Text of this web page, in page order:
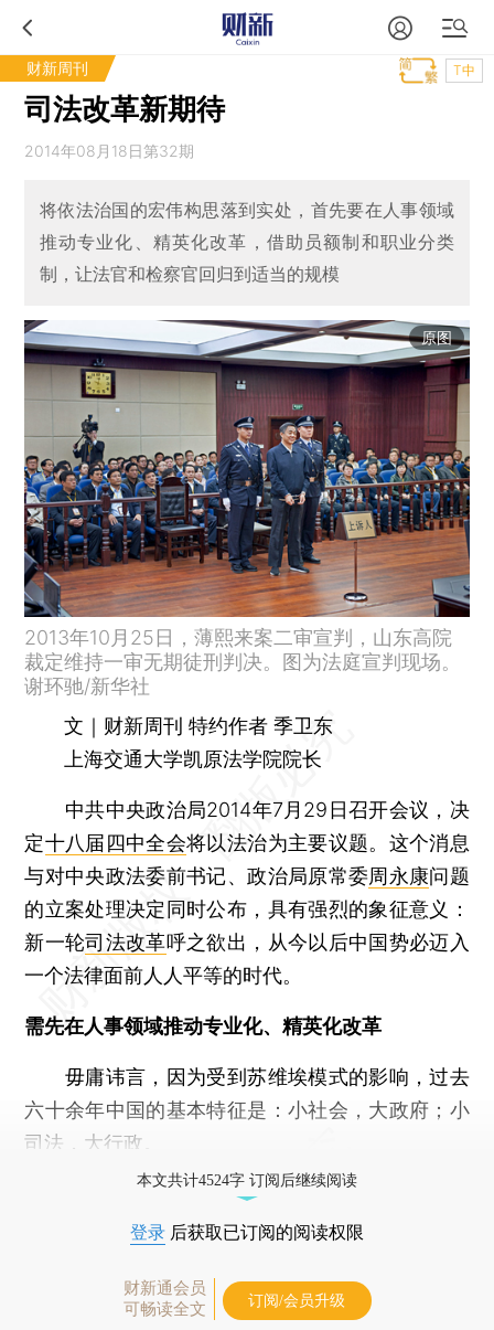
财新周刊 T中
司法改革新期待
2014年08月18日第32期
将依法治国的宏伟构思落到实处，首先要在人事领域
推动专业化、精英化改革，借助员额制和职业分类
制，让法官和检察官回归到适当的规模
原图
2013年10月25日，薄熙来案二审宣判，山东高院
裁定维持一审无期徒刑判决。图为法庭宣判现场。
谢环驰/新华社
文｜财新周刊 特约作者 季卫东
上海交通大学凯原法学院院长
中共中央政治局2014年7月29日召开会议，决
定十八届四中全会将以法治为主要议题。这个消息
与对中央政法委前书记、政治局原常委周永康问题
的立案处理决定同时公布，具有强烈的象征意义：
新一轮司法改革呼之欲出，从今以后中国势必迈入
一个法律面前人人平等的时代。
需先在人事领域推动专业化、精英化改革
毋庸讳言，因为受到苏维埃模式的影响，过去
六十余年中国的基本特征是：小社会，大政府；小
司法，大行政。
本文共计4524字 订阅后继续阅读
登录 后获取已订阅的阅读权限
财新通会员
可畅读全文
订阅/会员升级